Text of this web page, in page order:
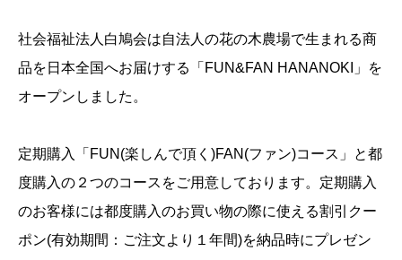
社会福祉法人白鳩会は自法人の花の木農場で生まれる商
品を日本全国へお届けする「FUN&FAN HANANOKI」を
オープンしました。
定期購入「FUN(楽しんで頂く)FAN(ファン)コース」と都
度購入の２つのコースをご用意しております。定期購入
のお客様には都度購入のお買い物の際に使える割引クー
ポン(有効期間：ご注文より１年間)を納品時にプレゼン